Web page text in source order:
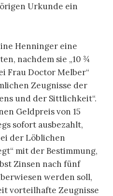
Urkunde ein
Henninger eine
nachdem sie „10 ¾
Frau Doctor Melber“
Zeugnisse der
und der Sittlichkeit“.
Geldpreis von 15
sofort ausbezahlt,
der Löblichen
mit der Bestimmung,
Zinsen nach fünf
werden soll,
vorteilhafte Zeugnisse